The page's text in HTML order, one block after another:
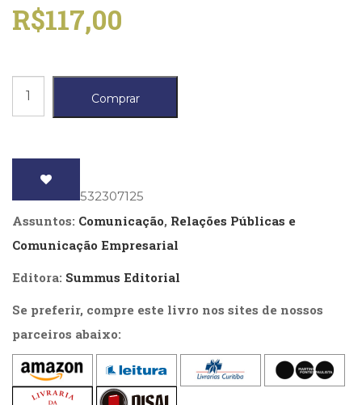
de
referência
PNL
(Programação
Psicologia,
Psicoterapia
(799)
Propaganda
(33)
(23)
Rádio
(8)
Relações
R$117,00
Relações
quantidade
Comprar
: 9788532307125
Assuntos: Comunicação, Relações Públicas e
Comunicação Empresarial
Editora: Summus Editorial
Se preferir, compre este livro nos sites de nossos
parceiros abaixo: